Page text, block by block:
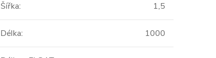
Šířka: 1,5
Délka: 1000